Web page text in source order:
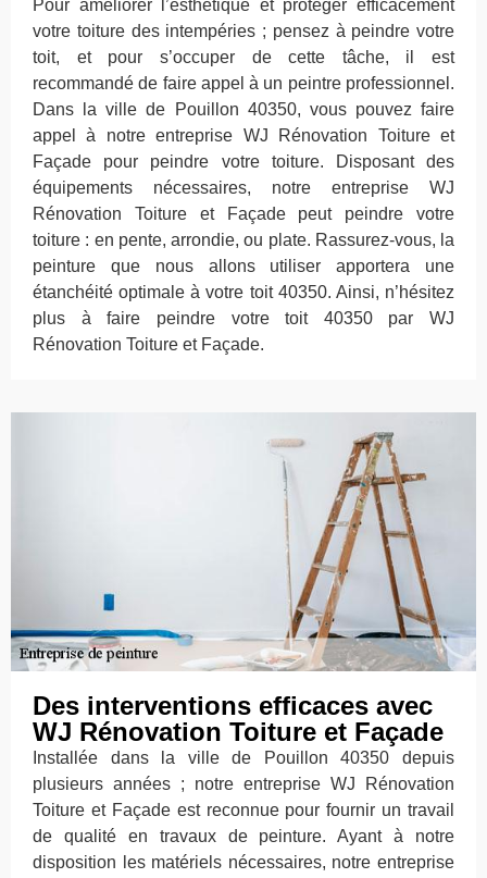
Pour améliorer l’esthétique et protéger efficacement
votre toiture des intempéries ; pensez à peindre votre
toit, et pour s’occuper de cette tâche, il est
recommandé de faire appel à un peintre professionnel.
Dans la ville de Pouillon 40350, vous pouvez faire
appel à notre entreprise WJ Rénovation Toiture et
Façade pour peindre votre toiture. Disposant des
équipements nécessaires, notre entreprise WJ
Rénovation Toiture et Façade peut peindre votre
toiture : en pente, arrondie, ou plate. Rassurez-vous, la
peinture que nous allons utiliser apportera une
étanchéité optimale à votre toit 40350. Ainsi, n’hésitez
plus à faire peindre votre toit 40350 par WJ
Rénovation Toiture et Façade.
Des interventions efficaces avec
WJ Rénovation Toiture et Façade
Installée dans la ville de Pouillon 40350 depuis
plusieurs années ; notre entreprise WJ Rénovation
Toiture et Façade est reconnue pour fournir un travail
de qualité en travaux de peinture. Ayant à notre
disposition les matériels nécessaires, notre entreprise